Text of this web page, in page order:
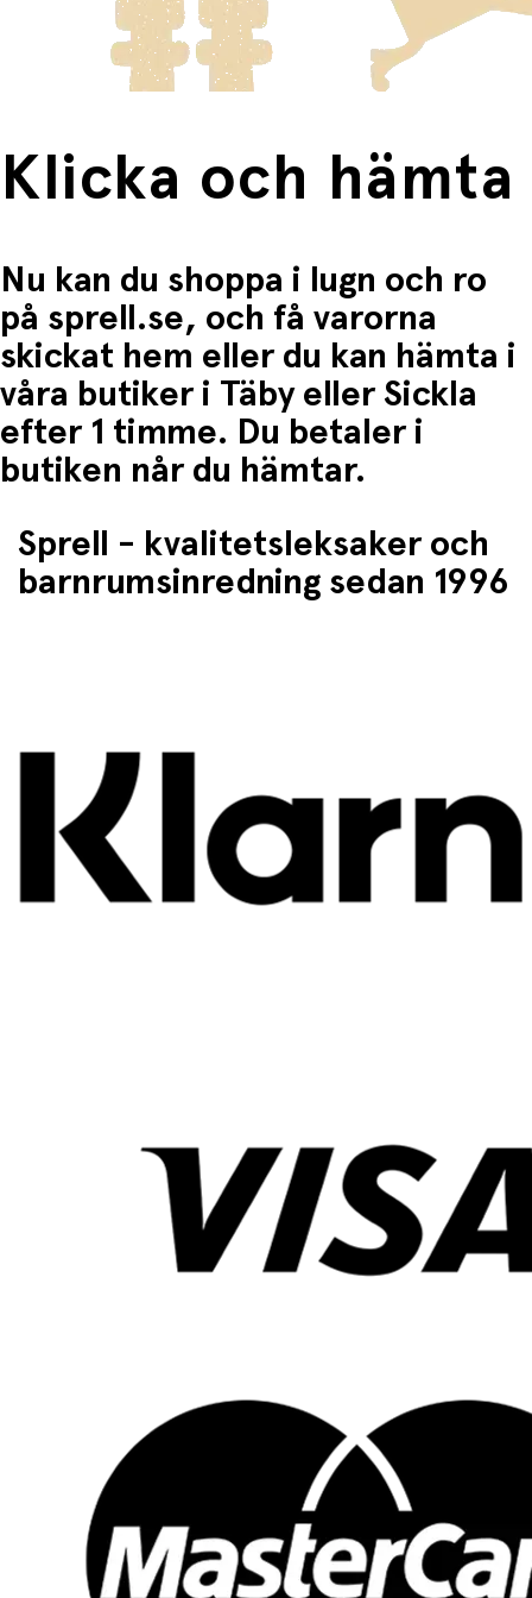
Fri frakt när du handlar för mer än 1500:-
Klicka och hämta
Nu kan du shoppa i lugn och ro
på sprell.se, och få varorna
skickat hem eller du kan hämta i
våra butiker i Täby eller Sickla
efter 1 timme. Du betaler i
butiken når du hämtar.
Sprell - kvalitetsleksaker och
barnrumsinredning sedan 1996